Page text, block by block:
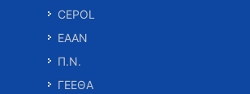
CEPOL
ΕΑΑΝ
Π.Ν.
ΓΕΕΘΑ